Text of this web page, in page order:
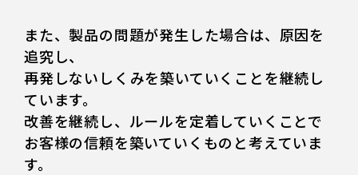
また、製品の問題が発生した場合は、原因を
追究し、
再発しないしくみを築いていくことを継続し
ています。
改善を継続し、ルールを定着していくことで
お客様の信頼を築いていくものと考えていま
す。